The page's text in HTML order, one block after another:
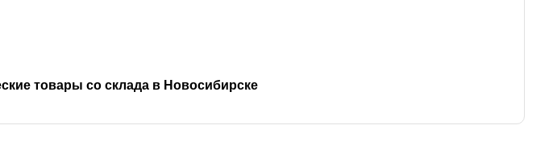
товары со склада в Новосибирске